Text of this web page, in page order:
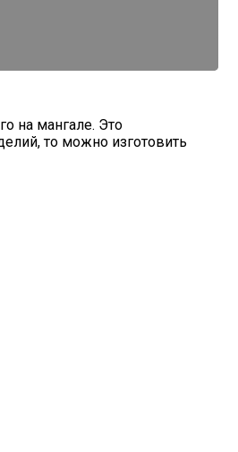
на мангале. Это
то можно изготовить